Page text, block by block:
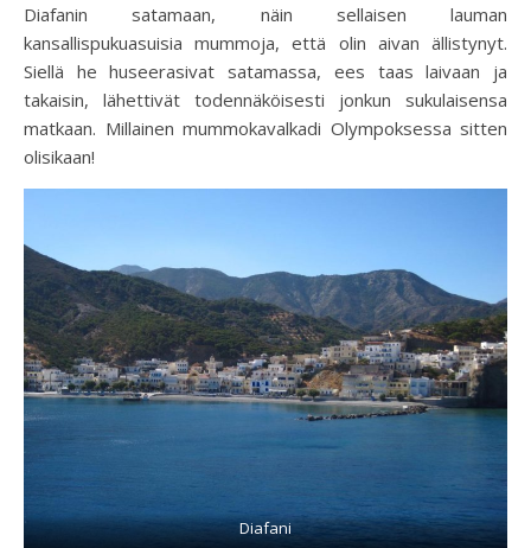
Diafanin satamaan, näin sellaisen lauman
kansallispukuasuisia mummoja, että olin aivan ällistynyt.
Siellä he huseerasivat satamassa, ees taas laivaan ja
takaisin, lähettivät todennäköisesti jonkun sukulaisensa
matkaan. Millainen mummokavalkadi Olympoksessa sitten
olisikaan!
Diafani